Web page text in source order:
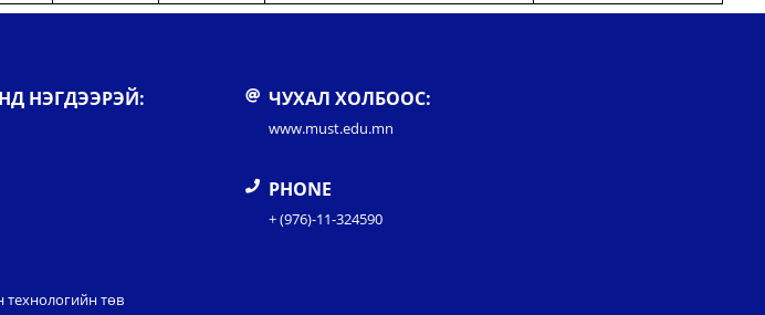
НЭГДЭЭРЭЙ: ЧУХАЛ ХОЛБООС:
www.must.edu.mn
PHONE
+ (976)-11-324590
технологийн төв